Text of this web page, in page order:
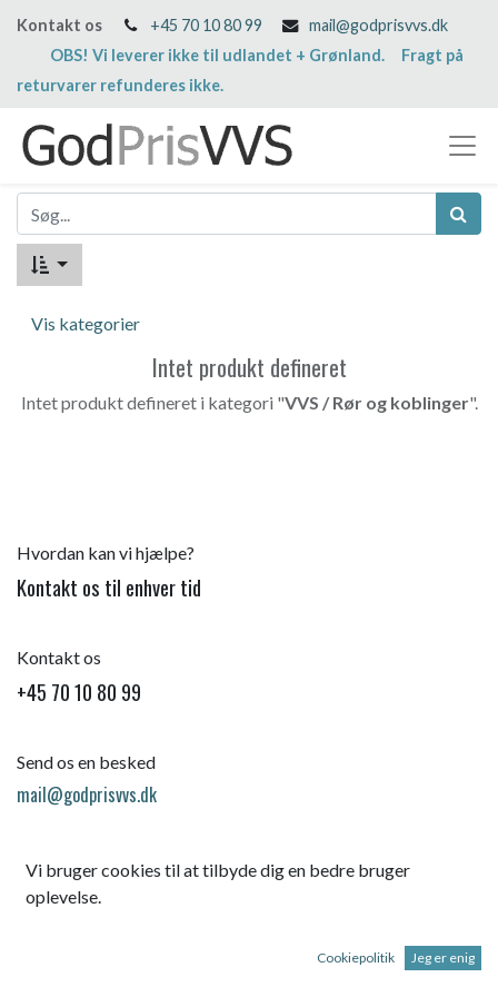
Kontakt os +45 70 10 80 99
mail@godprisvvs.dk
OBS! Vi leverer ikke til udlandet + Grønland. Fragt på
returvarer refunderes ikke.
Vis kategorier
Intet produkt defineret
Intet produkt defineret i kategori "VVS / Rør og koblinger".
Hvordan kan vi hjælpe?
Kontakt os til enhver tid
Kontakt os
+45 70 10 80 99
Send os en besked
mail@godprisvvs.dk
Startside
Vi bruger cookies til at tilbyde dig en bedre bruger
oplevelse.
Cookiepolitik Jeg er enig